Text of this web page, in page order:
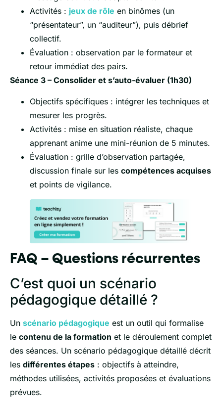
Activités : jeux de rôle en binômes (un
“présentateur”, un “auditeur”), puis débrief
collectif.
Évaluation : observation par le formateur et
retour immédiat des pairs.
Séance 3 – Consolider et s’auto-évaluer (1h30)
Objectifs spécifiques : intégrer les techniques et
mesurer les progrès.
Activités : mise en situation réaliste, chaque
apprenant anime une mini-réunion de 5 minutes.
Évaluation : grille d’observation partagée,
discussion finale sur les compétences acquises
et points de vigilance.
FAQ – Questions récurrentes
C’est quoi un scénario
pédagogique détaillé ?
Un scénario pédagogique est un outil qui formalise
le contenu de la formation et le déroulement complet
des séances. Un scénario pédagogique détaillé décrit
les différentes étapes : objectifs à atteindre,
méthodes utilisées, activités proposées et évaluations
prévues.